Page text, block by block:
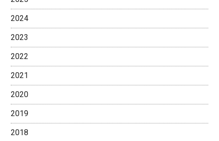
2024
2023
2022
2021
2020
2019
2018